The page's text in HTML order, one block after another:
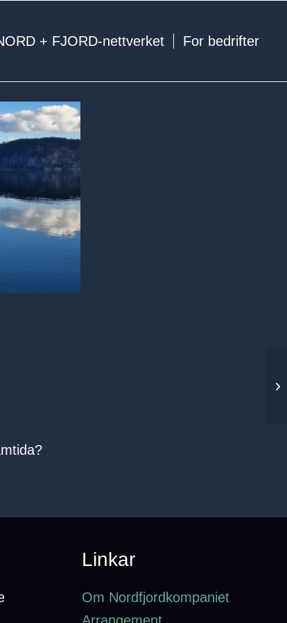
+ FJORD-nettverket For bedrifter
Linkar
Om Nordfjordkompaniet